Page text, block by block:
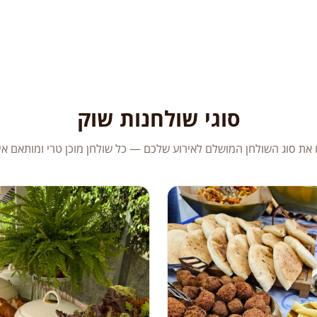
סוגי שולחנות שוק
את סוג השולחן המושלם לאירוע שלכם — כל שולחן מוכן טרי ומותאם